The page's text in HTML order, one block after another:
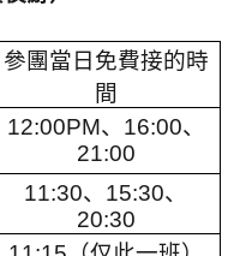
參團當日免費接的時
間
12:00PM、 16:00、
21:00
11:30、 15:30、
20:30